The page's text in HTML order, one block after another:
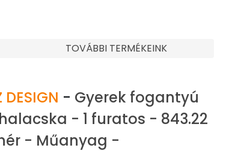
TOVÁBBI TERMÉKEINK
DESIGN - Gyerek fogantyú
- 1 furatos - 843.22
- Műanyag -